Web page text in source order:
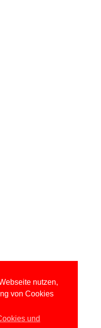
nutzen,
von Cookies
und